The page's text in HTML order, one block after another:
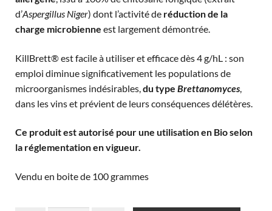
d’Aspergillus Niger) dont l’activité de réduction de la
charge microbienne est largement démontrée.
KillBrett® est facile à utiliser et efficace dès 4 g/hL : son
emploi diminue significativement les populations de
microorganismes indésirables, du type Brettanomyces
dans les vins et prévient de leurs conséquences délétères.
Ce produit est autorisé pour une utilisation en Bio selon
la réglementation en vigueur.
Vendu en boite de 100 grammes